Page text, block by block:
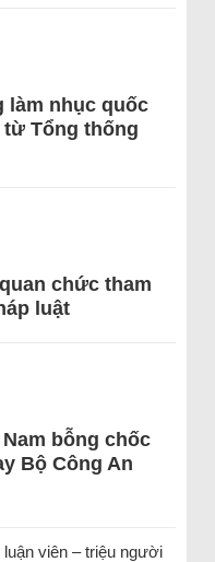
làm nhục quốc
Tổng thống
chức tham
luật
bỗng chốc
Bộ Công An
viên – triệu người